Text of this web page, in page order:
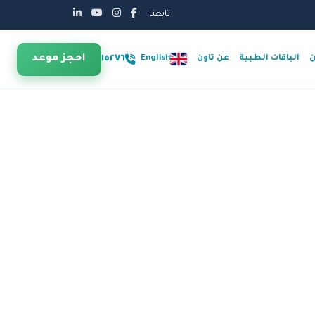
تابعنا:
الباقات الطبية عن تاون English ١٥٢٧٦ احجز موعد